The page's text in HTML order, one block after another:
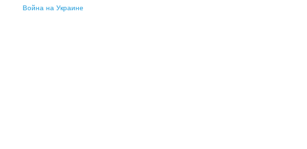
Война на Украине